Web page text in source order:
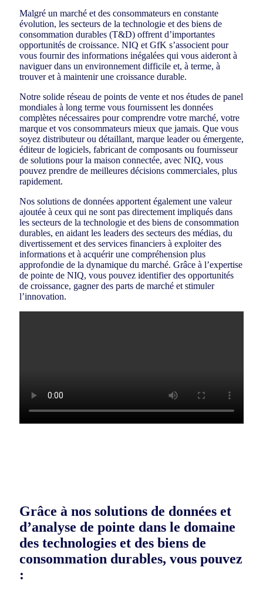
Malgré un marché et des consommateurs en constante
évolution, les secteurs de la technologie et des biens de
consommation durables (T&D) offrent d’importantes
opportunités de croissance. NIQ et GfK s’associent pour
vous fournir des informations inégalées qui vous aideront à
naviguer dans un environnement difficile et, à terme, à
trouver et à maintenir une croissance durable.
Notre solide réseau de points de vente et nos études de panel
mondiales à long terme vous fournissent les données
complètes nécessaires pour comprendre votre marché, votre
marque et vos consommateurs mieux que jamais. Que vous
soyez distributeur ou détaillant, marque leader ou émergente,
éditeur de logiciels, fabricant de composants ou fournisseur
de solutions pour la maison connectée, avec NIQ, vous
pouvez prendre de meilleures décisions commerciales, plus
rapidement.
Nos solutions de données apportent également une valeur
ajoutée à ceux qui ne sont pas directement impliqués dans
les secteurs de la technologie et des biens de consommation
durables, en aidant les leaders des secteurs des médias, du
divertissement et des services financiers à exploiter des
informations et à acquérir une compréhension plus
approfondie de la dynamique du marché. Grâce à l’expertise
de pointe de NIQ, vous pouvez identifier des opportunités
de croissance, gagner des parts de marché et stimuler
l’innovation.
Grâce à nos solutions de données et
d’analyse de pointe dans le domaine
des technologies et des biens de
consommation durables, vous pouvez
: